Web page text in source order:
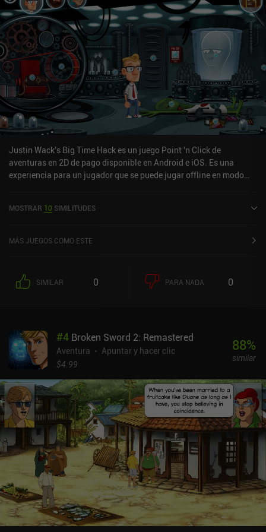
seis capítulos principales y los tres de bonificación me dejó con
ganas de más de su divertidísima jugabilidad. Afortunadamente,
la secuela del juego también se ha portado a móviles. The Darkside
Detective es un juego premium de 6,99 $ sin anuncios ni iAP.
Justin Wack's Big Time Hack es un juego Point 'n Click de
aventuras en 2D de pago disponible en Android e iOS. Es una
experiencia para un jugador que se puede jugar offline en modo
y de 4,9 sobre 5,0 en la App Store de iOS.
MOSTRAR 10 SIMILITUDES
MÁS JUEGOS COMO ESTE
SIMILAR 0 PARA NADA 0
#4 Broken Sword 2: Remastered
Aventura
Apuntar y hacer clic
$4.99
88%
similar